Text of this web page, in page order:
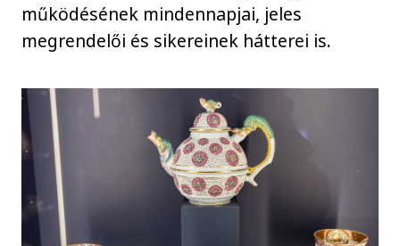
működésének mindennapjai, jeles
megrendelői és sikereinek hátterei is.